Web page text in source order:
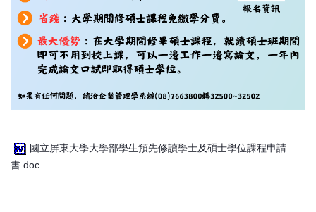
國立屏東大學大學部學生預先修讀學士及碩士學位課程申請
書.doc